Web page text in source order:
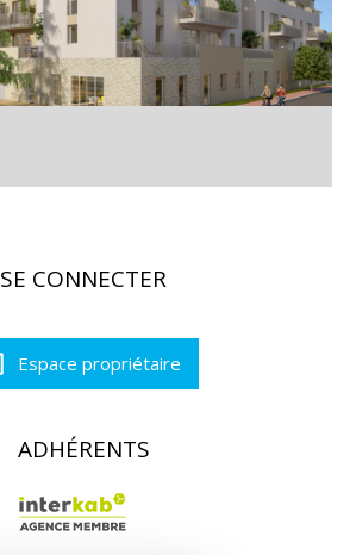
ADHÉRENTS
SE CONNECTER
Espace propriétaire